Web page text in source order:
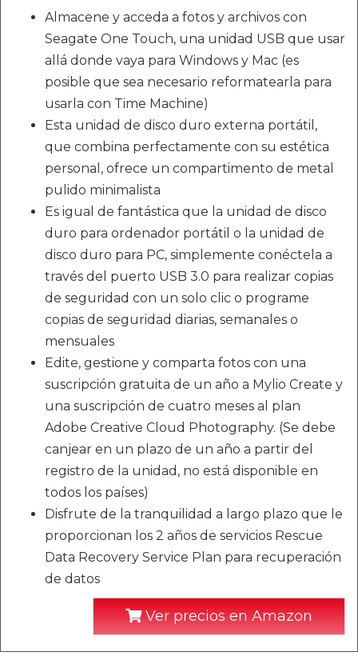
Almacene y acceda a fotos y archivos con
Seagate One Touch, una unidad USB que usar
allá donde vaya para Windows y Mac (es
posible que sea necesario reformatearla para
usarla con Time Machine)
Esta unidad de disco duro externa portátil,
que combina perfectamente con su estética
personal, ofrece un compartimento de metal
pulido minimalista
Es igual de fantástica que la unidad de disco
duro para ordenador portátil o la unidad de
disco duro para PC, simplemente conéctela a
través del puerto USB 3.0 para realizar copias
de seguridad con un solo clic o programe
copias de seguridad diarias, semanales o
mensuales
Edite, gestione y comparta fotos con una
suscripción gratuita de un año a Mylio Create y
una suscripción de cuatro meses al plan
Adobe Creative Cloud Photography. (Se debe
canjear en un plazo de un año a partir del
registro de la unidad, no está disponible en
todos los países)
Disfrute de la tranquilidad a largo plazo que le
proporcionan los 2 años de servicios Rescue
Data Recovery Service Plan para recuperación
de datos
Ver precios en Amazon